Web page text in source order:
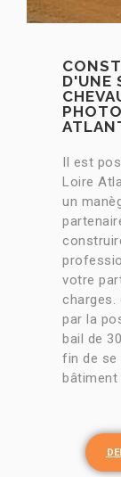
D'UNE
Il est
Loire
un
votre
par la
bail de
fin de se
bâtiment